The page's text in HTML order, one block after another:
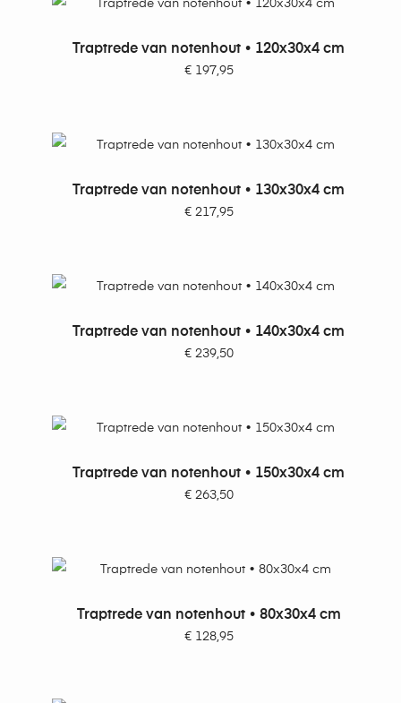
TOEVOEGEN AAN WINKELWAGEN
Traptrede van notenhout • 120x30x4 cm
€197,95
TOEVOEGEN AAN WINKELWAGEN
Traptrede van notenhout • 130x30x4 cm
€217,95
TOEVOEGEN AAN WINKELWAGEN
Traptrede van notenhout • 140x30x4 cm
€239,50
TOEVOEGEN AAN WINKELWAGEN
Traptrede van notenhout • 150x30x4 cm
€263,50
TOEVOEGEN AAN WINKELWAGEN
Traptrede van notenhout • 80x30x4 cm
€128,95